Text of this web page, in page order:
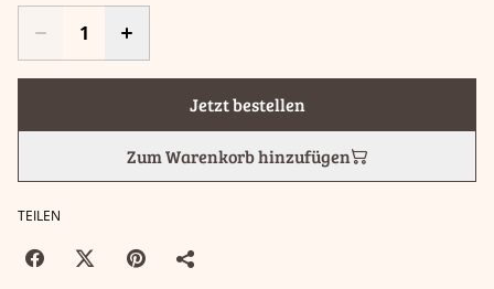
Jetzt bestellen
Zum Warenkorb hinzufügen
TEILEN